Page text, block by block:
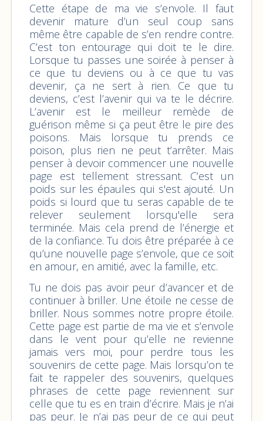
Cette étape de ma vie s’envole. Il faut
devenir mature d’un seul coup sans
même être capable de s’en rendre contre.
C’est ton entourage qui doit te le dire.
Lorsque tu passes une soirée à penser à
ce que tu deviens ou à ce que tu vas
devenir, ça ne sert à rien. Ce que tu
deviens, c’est l’avenir qui va te le décrire.
L’avenir est le meilleur remède de
guérison même si ça peut être le pire des
poisons. Mais lorsque tu prends ce
poison, plus rien ne peut t’arrêter. Mais
penser à devoir commencer une nouvelle
page est tellement stressant. C’est un
poids sur les épaules qui s'est ajouté. Un
poids si lourd que tu seras capable de te
relever seulement lorsqu'elle sera
terminée. Mais cela prend de l’énergie et
de la confiance. Tu dois être préparée à ce
qu’une nouvelle page s’envole, que ce soit
en amour, en amitié, avec la famille, etc.
Tu ne dois pas avoir peur d’avancer et de
continuer à briller. Une étoile ne cesse de
briller. Nous sommes notre propre étoile.
Cette page est partie de ma vie et s’envole
dans le vent pour qu’elle ne revienne
jamais vers moi, pour perdre tous les
souvenirs de cette page. Mais lorsqu’on te
fait te rappeler des souvenirs, quelques
phrases de cette page reviennent sur
celle que tu es en train d’écrire. Mais je n’ai
pas peur. Je n’ai pas peur de ce qui peut